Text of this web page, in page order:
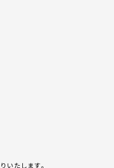
たします。